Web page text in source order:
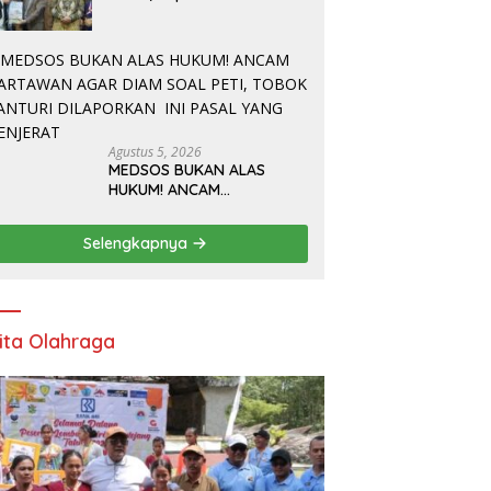
Rancangan KUA-PPAS
Tahun Anggaran 2027
Agustus 5, 2026
MEDSOS BUKAN ALAS
HUKUM! ANCAM
SOAL PETI, TOBOK
SIANTURI DILAPORKAN INI
PASAL YANG MENJERAT
Selengkapnya
Olahraga